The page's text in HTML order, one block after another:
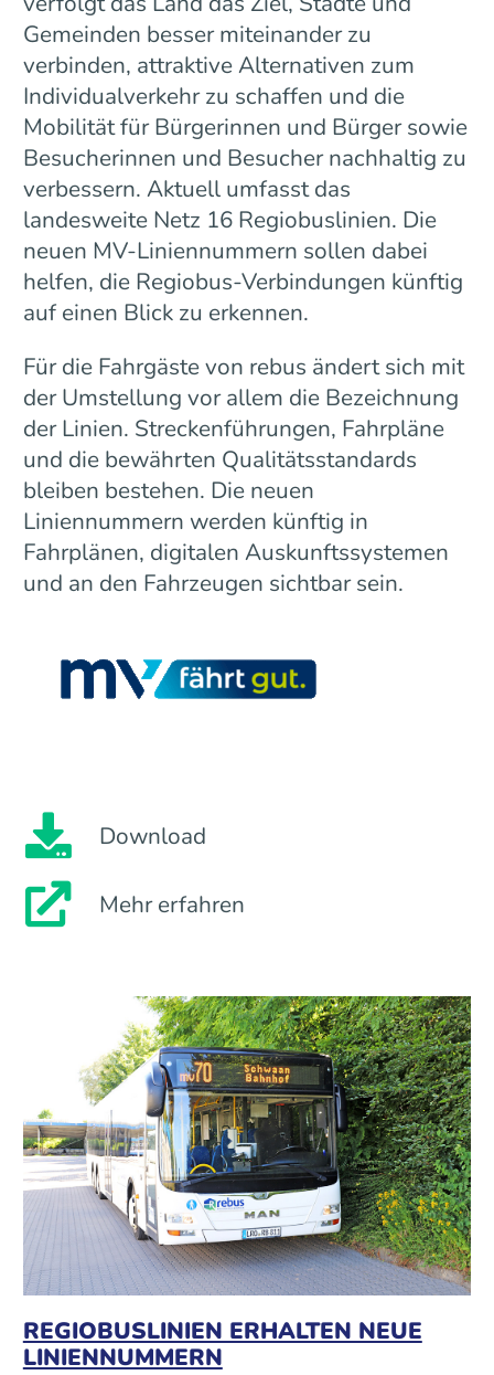
Gemeinden besser miteinander zu
verbinden, attraktive Alternativen zum
Individualverkehr zu schaffen und die
Mobilität für Bürgerinnen und Bürger sowie
Besucherinnen und Besucher nachhaltig zu
verbessern. Aktuell umfasst das
landesweite Netz 16 Regiobuslinien. Die
neuen MV-Liniennummern sollen dabei
helfen, die Regiobus-Verbindungen künftig
auf einen Blick zu erkennen.
Für die Fahrgäste von rebus ändert sich mit
der Umstellung vor allem die Bezeichnung
der Linien. Streckenführungen, Fahrpläne
und die bewährten Qualitätsstandards
bleiben bestehen. Die neuen
Liniennummern werden künftig in
Fahrplänen, digitalen Auskunftssystemen
und an den Fahrzeugen sichtbar sein.
Download
Mehr erfahren
REGIOBUSLINIEN ERHALTEN NEUE
LINIENNUMMERN